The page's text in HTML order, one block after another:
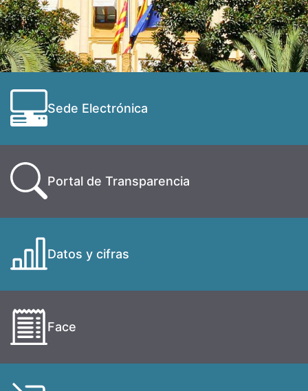
Sede Electrónica
Portal de Transparencia
Datos y cifras
Face